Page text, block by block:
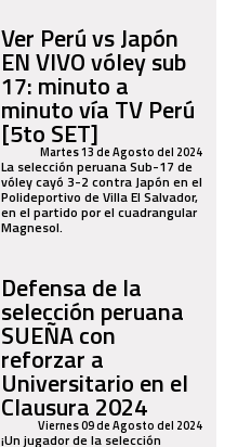
Ver Perú vs Japón
EN VIVO vóley sub
17: minuto a
minuto vía TV Perú
[5to SET]
Martes 13 de Agosto del 2024
La selección peruana Sub-17 de
vóley cayó 3-2 contra Japón en el
Polideportivo de Villa El Salvador,
en el partido por el cuadrangular
Magnesol.
Defensa de la
selección peruana
SUEÑA con
reforzar a
Universitario en el
Clausura 2024
Viernes 09 de Agosto del 2024
¡Un jugador de la selección